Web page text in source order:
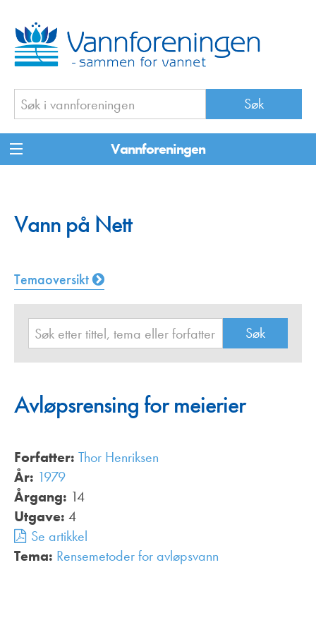
Vannforeningen
Vann på Nett
Temaoversikt
Avløpsrensing for meierier
Forfatter: Thor Henriksen
År: 1979
Årgang: 14
Utgave: 4
Se artikkel
Tema: Rensemetoder for avløpsvann